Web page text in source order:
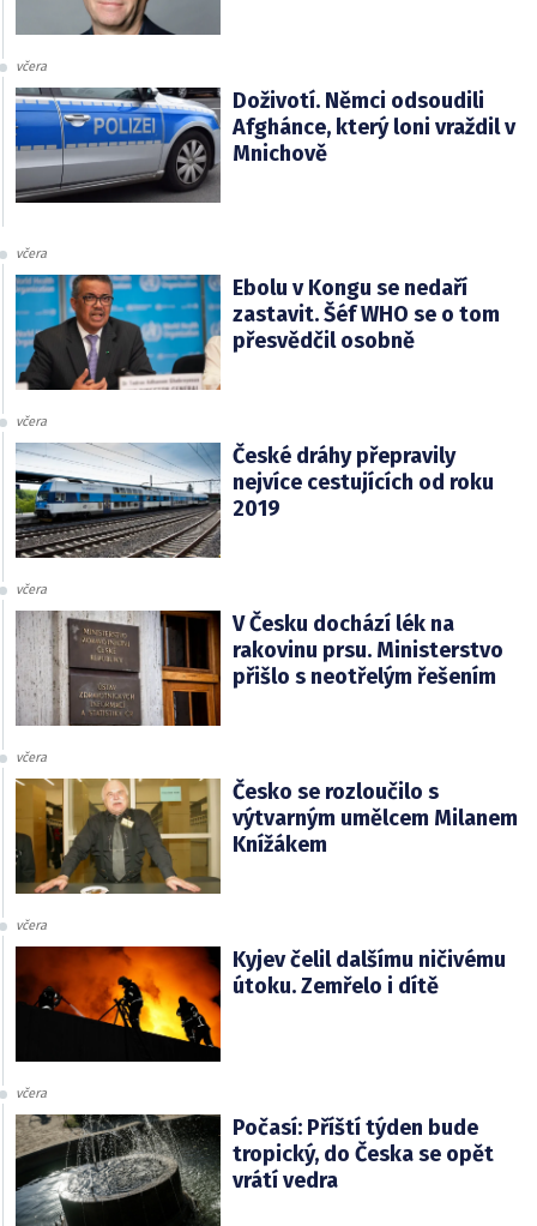
včera
Doživotí. Němci odsoudili
Afghánce, který loni vraždil v
Mnichově
včera
Ebolu v Kongu se nedaří
zastavit. Šéf WHO se o tom
přesvědčil osobně
včera
České dráhy přepravily
nejvíce cestujících od roku
2019
včera
V Česku dochází lék na
rakovinu prsu. Ministerstvo
přišlo s neotřelým řešením
včera
Česko se rozloučilo s
výtvarným umělcem Milanem
Knížákem
včera
Kyjev čelil dalšímu ničivému
útoku. Zemřelo i dítě
včera
Počasí: Příští týden bude
tropický, do Česka se opět
vrátí vedra